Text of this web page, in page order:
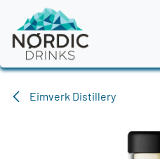
Zum Inhalt springen
Eimverk Distillery